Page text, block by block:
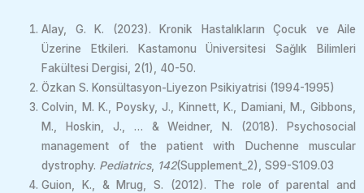
Alay, G. K. (2023). Kronik Hastalıkların Çocuk ve Aile
Üzerine Etkileri. Kastamonu Üniversitesi Sağlık Bilimleri
Fakültesi Dergisi, 2(1), 40-50.
Özkan S. Konsültasyon-Liyezon Psikiyatrisi (1994-1995)
Colvin, M. K., Poysky, J., Kinnett, K., Damiani, M., Gibbons,
M., Hoskin, J., … & Weidner, N. (2018). Psychosocial
management of the patient with Duchenne muscular
dystrophy. Pediatrics, 142(Supplement_2), S99-S109.03
Guion, K., & Mrug, S. (2012). The role of parental and